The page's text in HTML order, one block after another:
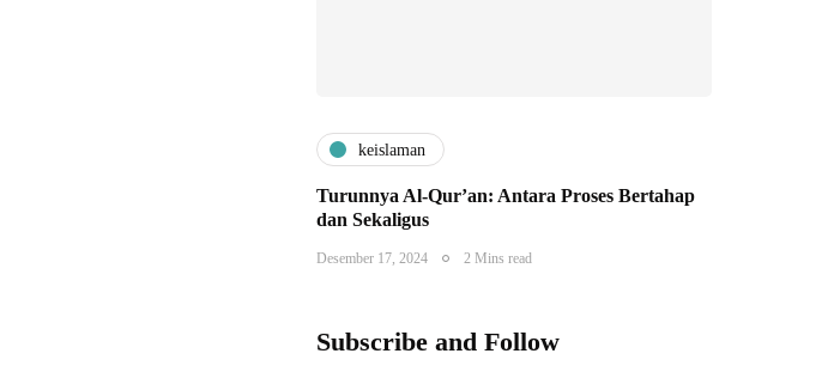
keislaman
Turunnya Al-Qur’an: Antara Proses Bertahap
dan Sekaligus
Desember 17, 2024 2 Mins read
Subscribe and Follow